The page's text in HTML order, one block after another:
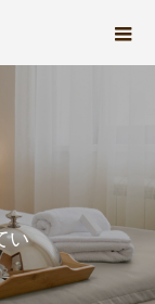
ます。